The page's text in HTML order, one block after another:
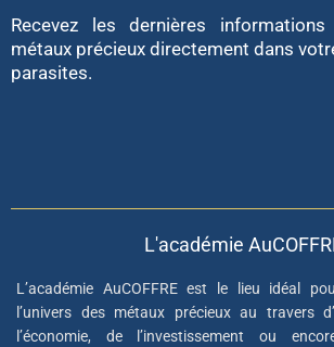
Recevez les dernières
métaux précieux directement dans
parasites.
L'académie
L’académie AuCOFFRE est le lieu idéal
l’univers des métaux précieux au travers
l’économie, de l’investissement ou